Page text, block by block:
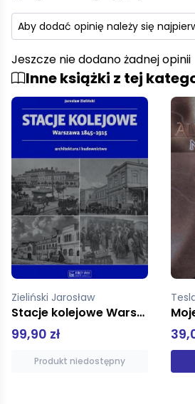
Aby dodać opinię należy się
Jeszcze nie dodano żadnej opinii
Inne książki z tej
Zieliński Jarosław
Stacje kolejowe Warszawa 1845-1915
99,90 zł
Produkt niedostępny